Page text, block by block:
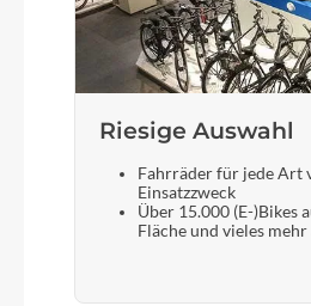
Riesige Auswahl
Fahrräder für jede Art
Einsatzzweck
Über 15.000 (E-)Bikes
Fläche und vieles mehr